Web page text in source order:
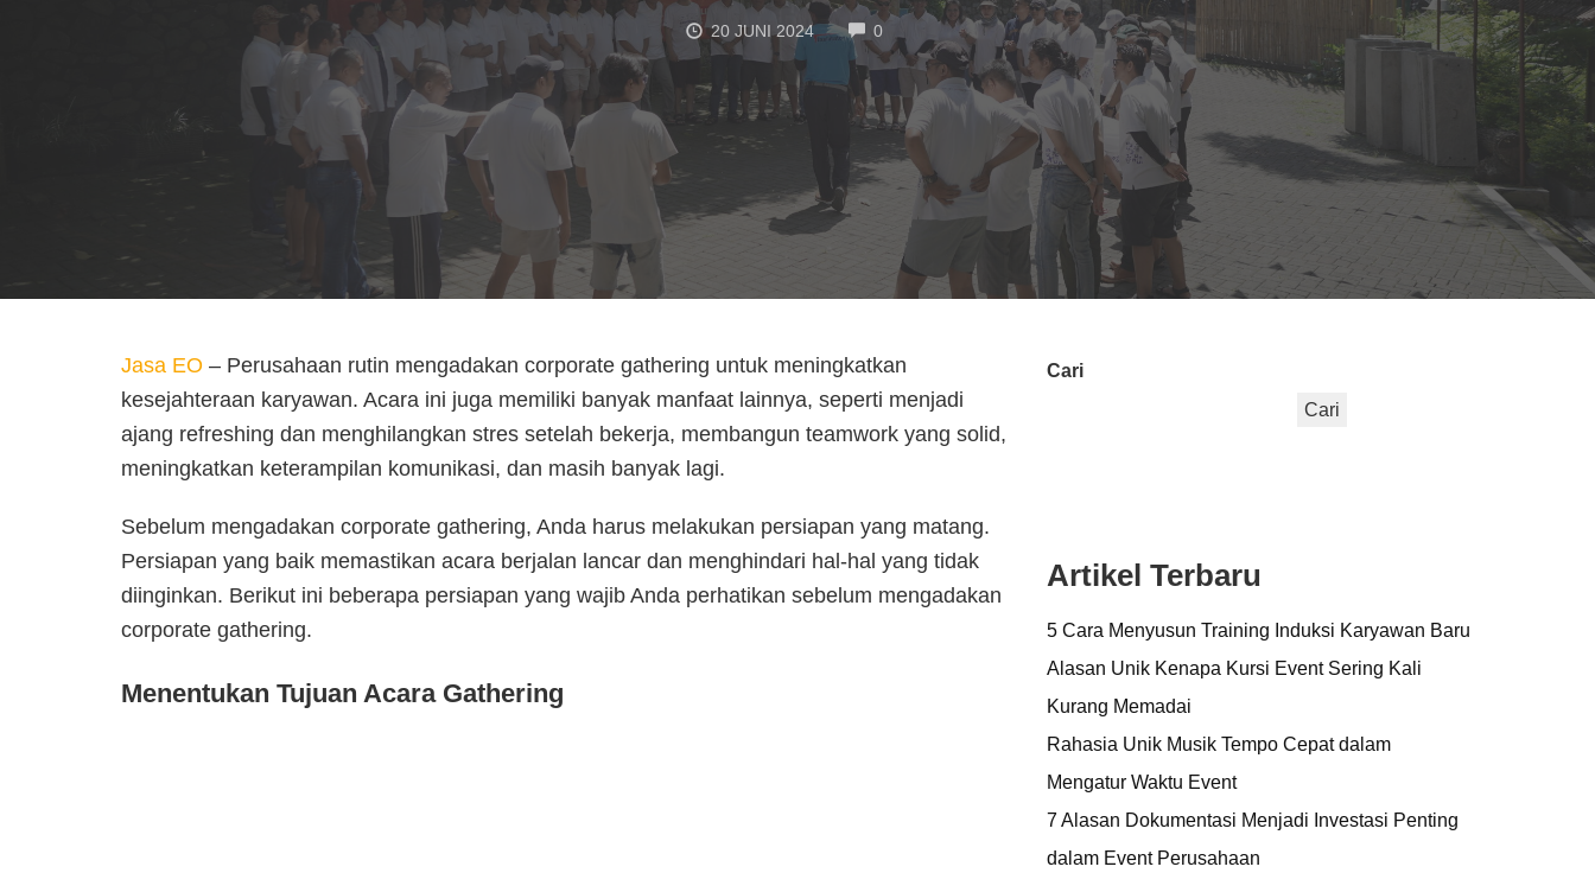
20 JUNI 2024 0COMMENTS
Jasa EO – Perusahaan rutin mengadakan corporate gathering untuk meningkatkan
kesejahteraan karyawan. Acara ini juga memiliki banyak manfaat lainnya, seperti menjadi
ajang refreshing dan menghilangkan stres setelah bekerja, membangun teamwork yang solid,
meningkatkan keterampilan komunikasi, dan masih banyak lagi.
Sebelum mengadakan corporate gathering, Anda harus melakukan persiapan yang matang.
Persiapan yang baik memastikan acara berjalan lancar dan menghindari hal-hal yang tidak
diinginkan. Berikut ini beberapa persiapan yang wajib Anda perhatikan sebelum mengadakan
corporate gathering.
Menentukan Tujuan Acara Gathering
Cari
Cari
Artikel Terbaru
5 Cara Menyusun Training Induksi Karyawan Baru
Alasan Unik Kenapa Kursi Event Sering Kali
Kurang Memadai
Rahasia Unik Musik Tempo Cepat dalam
Mengatur Waktu Event
7 Alasan Dokumentasi Menjadi Investasi Penting
dalam Event Perusahaan